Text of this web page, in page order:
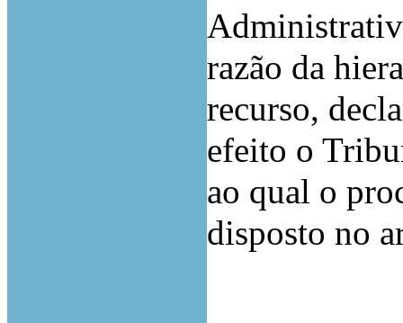
razão da
recurso,
efeito o
ao qual o
disposto no